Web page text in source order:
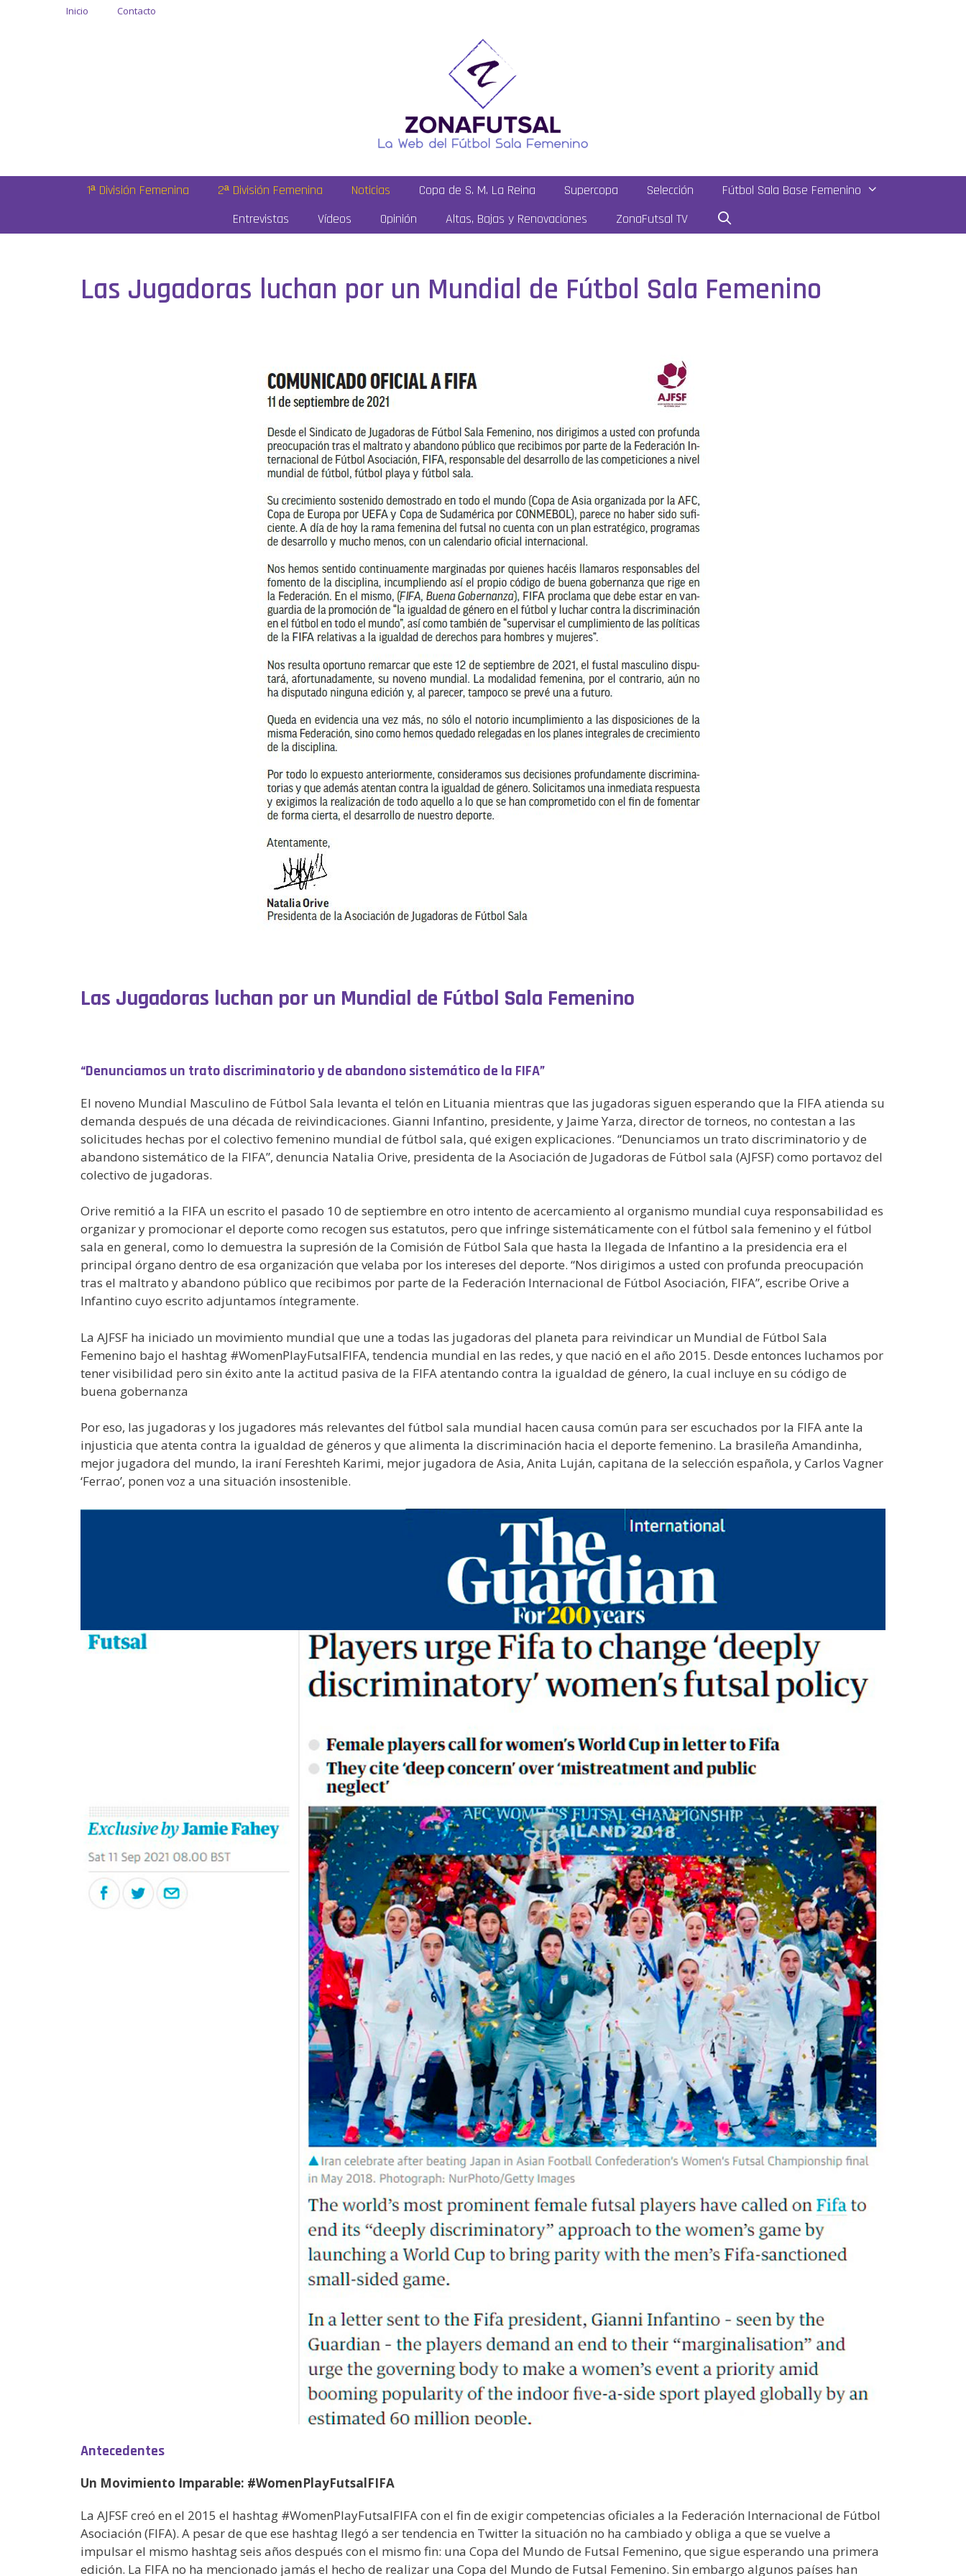
Inicio Contacto
1ª División Femenina 2ª División Femenina Noticias Copa de S. M. La Reina Supercopa Selección
Fútbol Sala Base Femenino
Entrevistas
Vídeos Opinión Altas, Bajas y Renovaciones ZonaFutsal TV
Las Jugadoras luchan por un Mundial de Fútbol Sala Femenino
Las Jugadoras luchan por un Mundial de Fútbol Sala Femenino
“Denunciamos un trato discriminatorio y de abandono sistemático de la FIFA”
El noveno Mundial Masculino de Fútbol Sala levanta el telón en Lituania mientras que las jugadoras siguen esperando que la FIFA atienda su
demanda después de una década de reivindicaciones. Gianni Infantino, presidente, y Jaime Yarza, director de torneos, no contestan a las
solicitudes hechas por el colectivo femenino mundial de fútbol sala, qué exigen explicaciones. “Denunciamos un trato discriminatorio y de
abandono sistemático de la FIFA”, denuncia Natalia Orive, presidenta de la Asociación de Jugadoras de Fútbol sala (AJFSF) como portavoz del
colectivo de jugadoras.
Orive remitió a la FIFA un escrito el pasado 10 de septiembre en otro intento de acercamiento al organismo mundial cuya responsabilidad es
organizar y promocionar el deporte como recogen sus estatutos, pero que infringe sistemáticamente con el fútbol sala femenino y el fútbol
sala en general, como lo demuestra la supresión de la Comisión de Fútbol Sala que hasta la llegada de Infantino a la presidencia era el
principal órgano dentro de esa organización que velaba por los intereses del deporte. “Nos dirigimos a usted con profunda preocupación
tras el maltrato y abandono público que recibimos por parte de la Federación Internacional de Fútbol Asociación, FIFA”, escribe Orive a
Infantino cuyo escrito adjuntamos íntegramente.
La AJFSF ha iniciado un movimiento mundial que une a todas las jugadoras del planeta para reivindicar un Mundial de Fútbol Sala
Femenino bajo el hashtag #WomenPlayFutsalFIFA, tendencia mundial en las redes, y que nació en el año 2015. Desde entonces luchamos por
tener visibilidad pero sin éxito ante la actitud pasiva de la FIFA atentando contra la igualdad de género, la cual incluye en su código de
buena gobernanza
Por eso, las jugadoras y los jugadores más relevantes del fútbol sala mundial hacen causa común para ser escuchados por la FIFA ante la
injusticia que atenta contra la igualdad de géneros y que alimenta la discriminación hacia el deporte femenino. La brasileña Amandinha,
mejor jugadora del mundo, la iraní Fereshteh Karimi, mejor jugadora de Asia, Anita Luján, capitana de la selección española, y Carlos Vagner
‘Ferrao’, ponen voz a una situación insostenible.
Antecedentes
Un Movimiento Imparable: #WomenPlayFutsalFIFA
La AJFSF creó en el 2015 el hashtag #WomenPlayFutsalFIFA con el fin de exigir competencias oficiales a la Federación Internacional de Fútbol
Asociación (FIFA). A pesar de que ese hashtag llegó a ser tendencia en Twitter la situación no ha cambiado y obliga a que se vuelve a
impulsar el mismo hashtag seis años después con el mismo fin: una Copa del Mundo de Futsal Femenino, que sigue esperando una primera
edición. La FIFA no ha mencionado jamás el hecho de realizar una Copa del Mundo de Futsal Femenino. Sin embargo algunos países han